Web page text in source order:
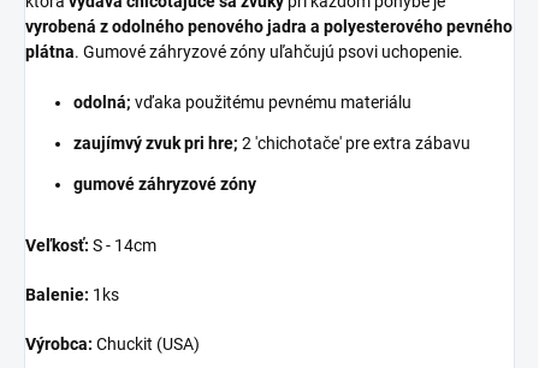
vyrobená z odolného penového jadra a polyesterového pevného
plátna. Gumové záhryzové zóny uľahčujú psovi uchopenie.
odolná; vďaka použitému pevnému materiálu
zaujímvý zvuk pri hre; 2 'chichotače' pre extra zábavu
gumové záhryzové zóny
Veľkosť: S - 14cm
Balenie: 1ks
Výrobca: Chuckit (USA)